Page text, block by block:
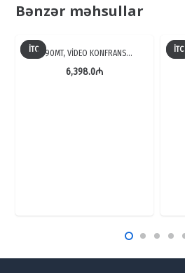
Bənzər məhsullar
İTCNT90MT, VİDEO KONFRANS…
6,398.0₼
İTC